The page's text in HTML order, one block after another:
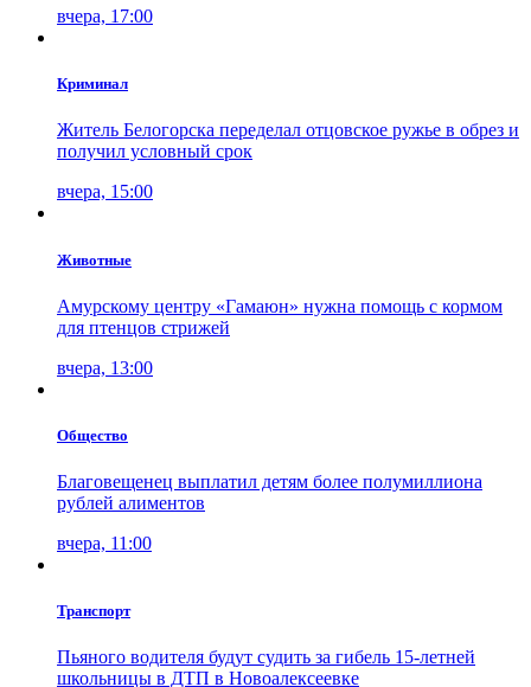
вчера, 17:00
Криминал
Житель Белогорска переделал отцовское ружье в обрез и
получил условный срок
вчера, 15:00
Животные
Амурскому центру «Гамаюн» нужна помощь с кормом
для птенцов стрижей
вчера, 13:00
Общество
Благовещенец выплатил детям более полумиллиона
рублей алиментов
вчера, 11:00
Транспорт
Пьяного водителя будут судить за гибель 15-летней
школьницы в ДТП в Новоалексеевке